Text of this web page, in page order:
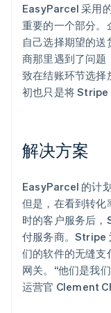
了
立
EasyParcel 采用
重要的一个部分
自己选择期望的
商那里遇到了问题
致在结账环节选
初也只是将 Stripe
解决方案
EasyParcel 的计
但是，在看到转化
时的客户服务后
付服务商。Stripe
们的软件的无缝支
网关。“他们是我
运营官 Clement